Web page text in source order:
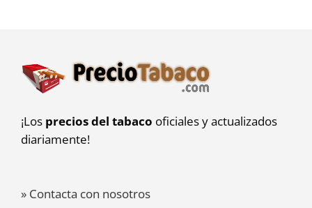
¡Los precios del tabaco oficiales y actualizados
diariamente!
» Contacta con nosotros